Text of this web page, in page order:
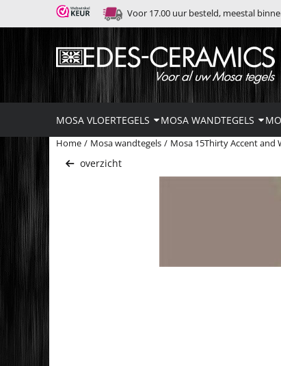
Cookievoorkeuren zijn momenteel gesloten.
Voor 17.00 uur besteld, meestal
MOSA VLOERTEGELS MOSA WANDTEGELS
Home / Mosa wandtegels / Mosa 15Thirty Accent and
overzicht